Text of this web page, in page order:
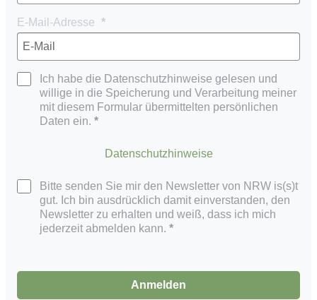
E-Mail-Adresse
Ich habe die Datenschutzhinweise gelesen und
willige in die Speicherung und Verarbeitung meiner
mit diesem Formular übermittelten persönlichen
Daten ein.
Datenschutzhinweise
Bitte senden Sie mir den Newsletter von NRW is(s)t
gut. Ich bin ausdrücklich damit einverstanden, den
Newsletter zu erhalten und weiß, dass ich mich
jederzeit abmelden kann.
Anmelden